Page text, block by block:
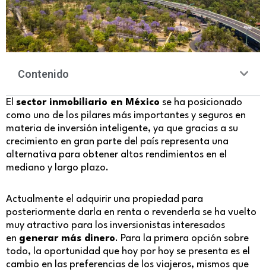
Contenido
El sector inmobiliario en México se ha posicionado
como uno de los pilares más importantes y seguros en
materia de inversión inteligente, ya que gracias a su
crecimiento en gran parte del país representa una
alternativa para obtener altos rendimientos en el
mediano y largo plazo.
Actualmente el adquirir una propiedad para
posteriormente darla en renta o revenderla se ha vuelto
muy atractivo para los inversionistas interesados
en generar más dinero. Para la primera opción sobre
todo, la oportunidad que hoy por hoy se presenta es el
cambio en las preferencias de los viajeros, mismos que